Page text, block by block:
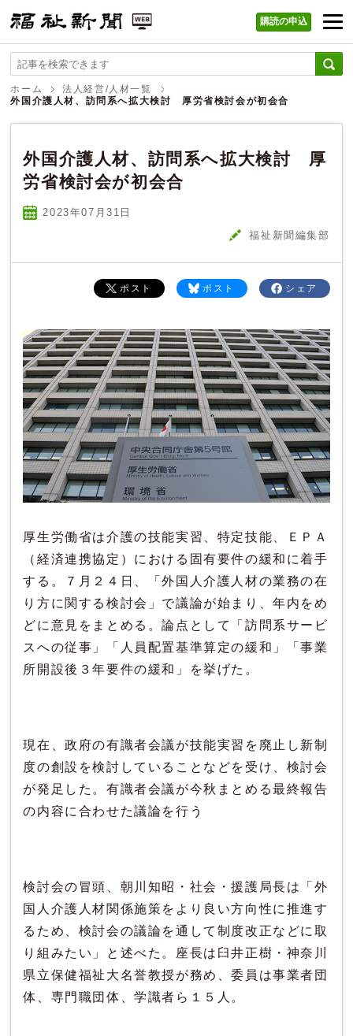
福祉新聞 WEB
購読の申込
ホーム
法人経営/人材一覧
外国介護人材、訪問系へ拡大検討 厚労省検討会が初会合
外国介護人材、訪問系へ拡大検討 厚
労省検討会が初会合
2023年07 月31 日
福祉新聞編集部
シェア
ポスト
ポスト
厚生労働省は介護の技能実習、特定技能、ＥＰＡ
（経済連携協定）における固有要件の緩和に着手
する。７月２４日、「外国人介護人材の業務の在
り方に関する検討会」で議論が始まり、年内をめ
どに意見をまとめる。論点として「訪問系サービ
スへの従事」「人員配置基準算定の緩和」「事業
所開設後３年要件の緩和」を挙げた。
現在、政府の有識者会議が技能実習を廃止し新制
度の創設を検討していることなどを受け、検討会
が発足した。有識者会議が今秋まとめる最終報告
の内容に合わせた議論を行う
検討会の冒頭、朝川知昭・社会・援護局長は「外
国人介護人材関係施策をより良い方向性に推進す
るため、検討会の議論を通して制度改正などに取
り組みたい」と述べた。座長は臼井正樹・神奈川
県立保健福祉大名誉教授が務め、委員は事業者団
体、専門職団体、学識者ら１５人。